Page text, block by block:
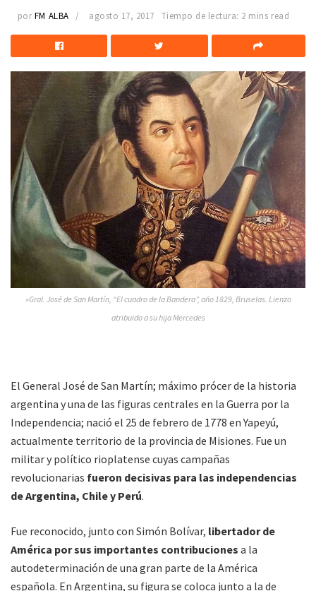
por FM ALBA agosto 17, 2017 Tiempo de lectura: 2 mins read
»Gral. José de San Martín, “El cuadro de la Bandera”, año 1829, Bruselas. Lienzo
atribuido a su hija Mercedes
El General José de San Martín; máximo prócer de la historia
argentina y una de las figuras centrales en la Guerra por la
Independencia; nació el 25 de febrero de 1778 en Yapeyú,
actualmente territorio de la provincia de Misiones. Fue un
militar y político rioplatense cuyas campañas
revolucionarias fueron decisivas para las independencias
de Argentina, Chile y Perú.
Fue reconocido, junto con Simón Bolívar, libertador de
América por sus importantes contribuciones a la
autodeterminación de una gran parte de la América
española. En Argentina, su figura se coloca junto a la de